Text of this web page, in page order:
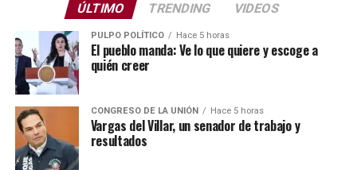
ÚLTIMO TRENDING VIDEOS
PULPO POLÍTICO Hace 5 horas
El pueblo manda: Ve lo que quiere y escoge a
quién creer
CONGRESO DE LA UNIÓN Hace 5 horas
Vargas del Villar, un senador de trabajo y
resultados